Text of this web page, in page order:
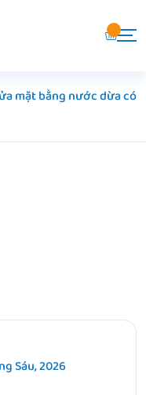
mặt bằng nước dừa có
Sáu, 2026